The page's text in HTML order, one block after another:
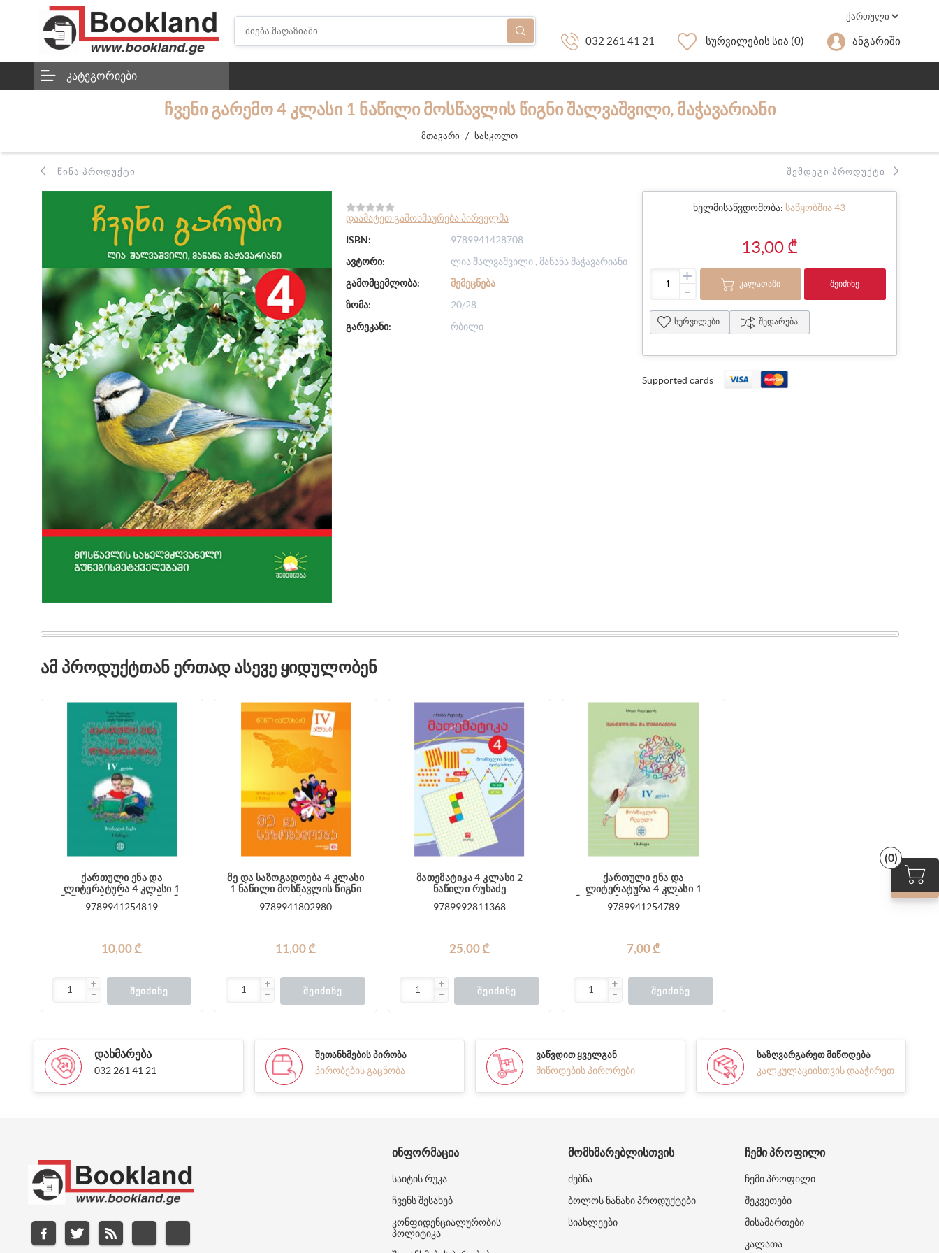
032 261 41 21 Სურვილების Სია (0) Ანგარიში
(0)
ᲙᲐᲢᲔᲒᲝᲠᲘᲔᲑᲘ
ᲩᲕᲔᲜᲘ ᲒᲐᲠᲔᲛᲝ 4 ᲙᲚᲐᲡᲘ 1 ᲜᲐᲬᲘᲚᲘ ᲛᲝᲡᲬᲐᲕᲚᲘᲡ ᲬᲘᲒᲜᲘ ᲨᲐᲚᲕᲐᲨᲕᲘᲚᲘ, ᲛᲐᲭᲐᲕᲐᲠᲘᲐᲜᲘ
მთავარი / სასკოლო
ᲬᲘᲜᲐ ᲞᲠᲝᲓᲣᲥᲢᲘ ᲨᲔᲛᲓᲔᲒᲘ ᲞᲠᲝᲓᲣᲥᲢᲘ
დაამატეთ გამოხმაურება პირველმა
ISBN:
9789941428708
ავტორი:
ლია შალვაშვილი , მანანა მაჭავარიანი
გამომცემლობა:
ᲨᲔᲛᲔᲪᲜᲔᲑᲐ
ზომა:
20/28
გარეკანი:
რბილი
ხელმისაწვდომობა: საწყობშია 43
13,00 ₾
+
- ᲙᲐᲚᲐᲗᲐᲨᲘ ᲨᲔᲘᲫᲘᲜᲔ
სურვილების სია შედარება
Supported cards
ᲐᲛ ᲞᲠᲝᲓᲣᲥᲢᲗᲐᲜ ᲔᲠᲗᲐᲓ ᲐᲡᲔᲕᲔ ᲧᲘᲓᲣᲚᲝᲑᲔᲜ
ქართული ენა და
ლიტერატურა 4 კლასი 1
მაღლაკელიძე
9789941254819
10,00 ₾
ᲨᲔᲘᲫᲘᲜᲔ
მე და საზოგადოება 4 კლასი
1 ნაწილი მოსწავლის წიგნი
9789941802980
11,00 ₾
ᲨᲔᲘᲫᲘᲜᲔ
მათემატიკა 4 კლასი 2
ნაწილი რუხაძე
9789992811368
25,00 ₾
ᲨᲔᲘᲫᲘᲜᲔ
ქართული ენა და
ლიტერატურა 4 კლასი 1
მაღლაკელიძე
9789941254789
7,00 ₾
ᲨᲔᲘᲫᲘᲜᲔ
ᲓᲐᲮᲛᲐᲠᲔᲑᲐ
032 261 41 21
ᲨᲔᲗᲐᲜᲮᲛᲔᲑᲘᲡ ᲞᲘᲠᲝᲑᲐ
პირობების გაცნობა
ᲕᲐᲬᲕᲓᲘᲗ ᲧᲕᲔᲚᲒᲐᲜ
მიწოდების პირორები
ᲡᲐᲖᲦᲕᲐᲠᲒᲐᲠᲔᲗ ᲛᲘᲬᲝᲓᲔᲑᲐ
კალკულაციისთვის დააჭირეთ
ᲘᲜᲤᲝᲠᲛᲐᲪᲘᲐ
საიტის რუკა
ჩვენს შესახებ
კონფიდენციალურობის
პოლიტიკა
ᲛᲝᲛᲮᲛᲐᲠᲔᲑᲚᲘᲡᲗᲕᲘᲡ
ძებნა
ბოლოს ნანახი პროდუქტები
სიახლეები
ᲩᲔᲛᲘ ᲞᲠᲝᲤᲘᲚᲘ
ჩემი პროფილი
შეკვეთები
მისამართები
კალათა